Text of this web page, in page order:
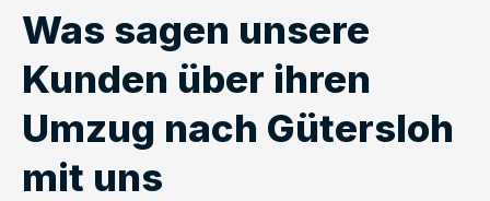
Was sagen unsere
Kunden über ihren
Umzug nach Gütersloh
mit uns